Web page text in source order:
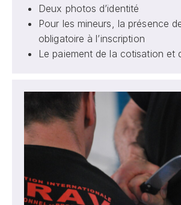
Deux photos d’identité
Pour les mineurs, la présence
obligatoire à l’inscription
Le paiement de la cotisation et